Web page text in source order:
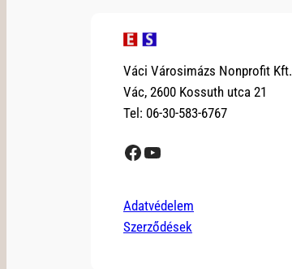
Váci Városimázs Nonprofit Kft.
Vác, 2600 Kossuth utca 21
Tel: 06-30-583-6767
Facebook YouTube
Adatvédelem
Szerződések